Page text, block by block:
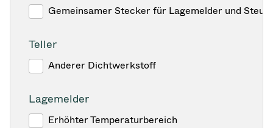
Gemeinsamer Stecker für Lagemelder und
Teller
Anderer Dichtwerkstoff
Lagemelder
Erhöhter Temperaturbereich